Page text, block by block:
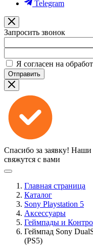
Telegram
Запросить звонок
Я согласен на
Отправить
Спасибо за заявку! Наши
свяжутся с вами
Главная страница
Каталог
Sony Playstation 5
Аксессуары
Геймпады и
Геймпад Sony
(PS5)